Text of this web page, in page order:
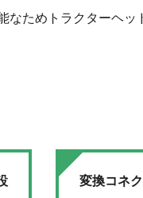
ためトラクターヘ
変換コネ